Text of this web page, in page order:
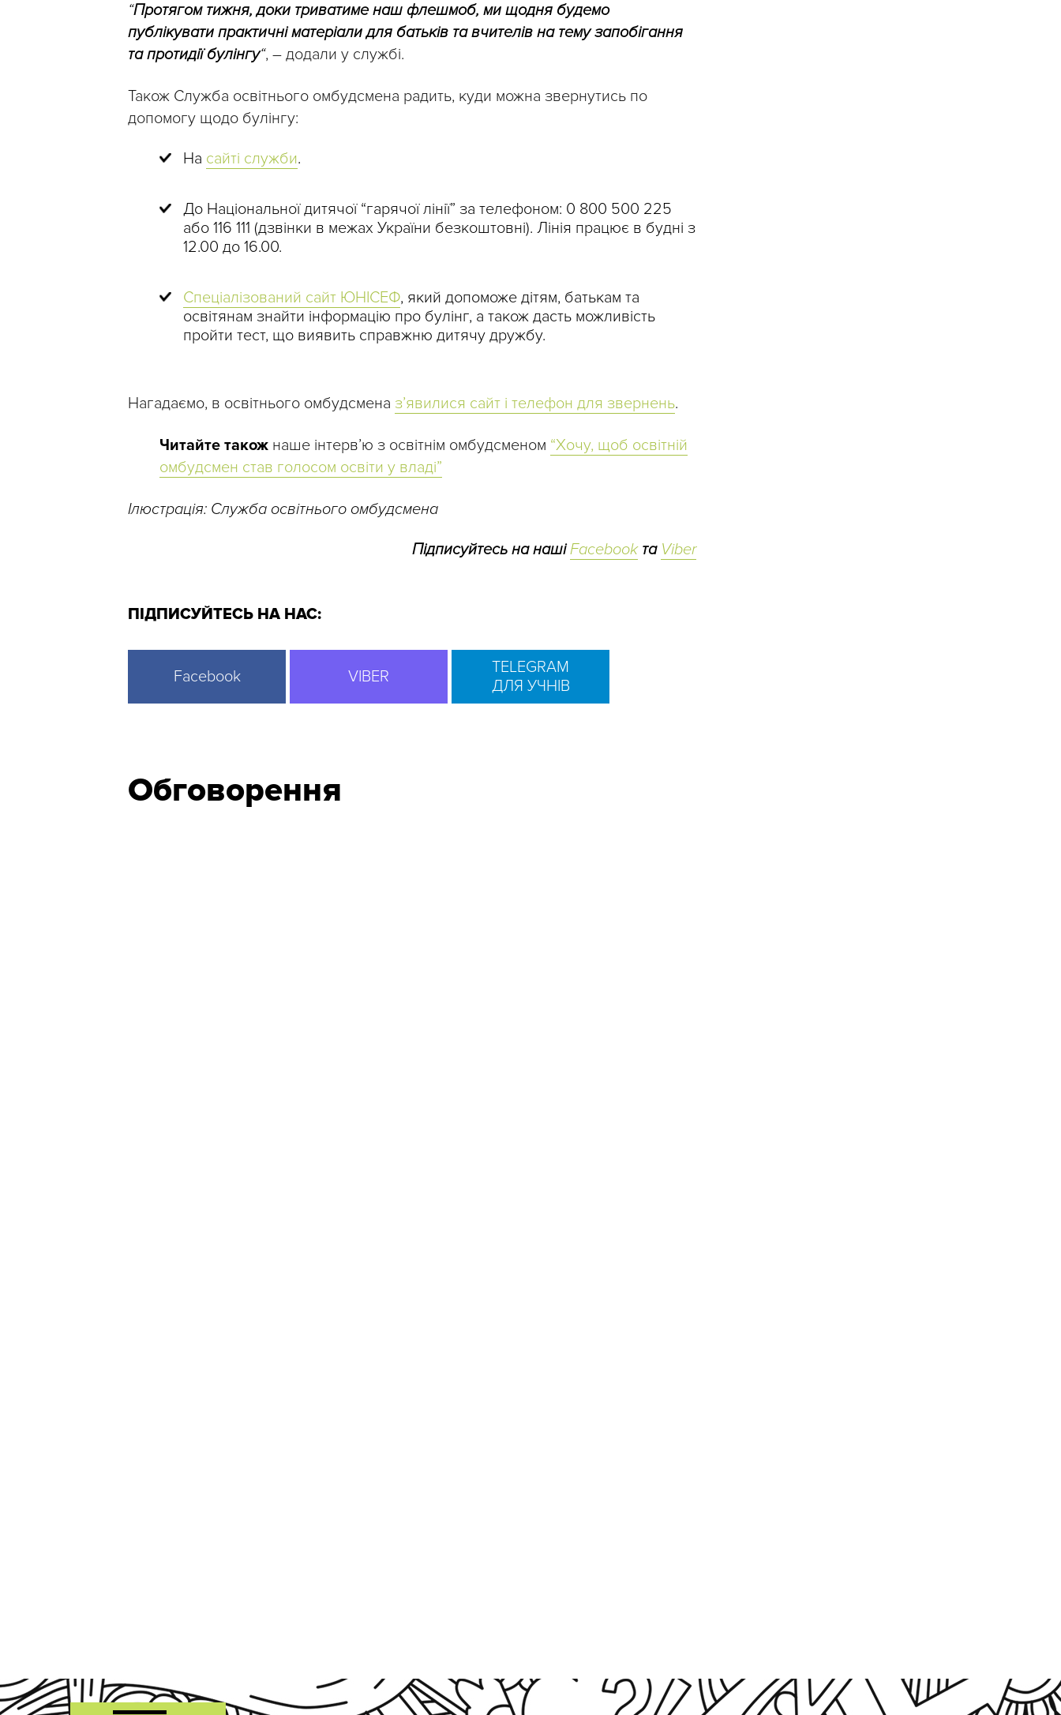
“Протягом тижня, доки триватиме наш флешмоб, ми щодня будемо
публікувати практичні матеріали для батьків та вчителів на тему запобігання
та протидії булінгу“, – додали у службі.
Також Служба освітнього омбудсмена радить, куди можна звернутись по
допомогу щодо булінгу:
На сайті служби.
До Національної дитячої “гарячої лінії” за телефоном: 0 800 500 225
або 116 111 (дзвінки в межах України безкоштовні). Лінія працює в будні з
12.00 до 16.00.
Спеціалізований сайт ЮНІСЕФ, який допоможе дітям, батькам та
освітянам знайти інформацію про булінг, а також дасть можливість
пройти тест, що виявить справжню дитячу дружбу.
Нагадаємо, в освітнього омбудсмена з’явилися сайт і телефон для звернень.
Читайте також наше інтерв’ю з освітнім омбудсменом “Хочу, щоб освітній
омбудсмен став голосом освіти у владі”
Ілюстрація: Служба освітнього омбудсмена
Підписуйтесь на нашіFacebookта Viber
ПІДПИСУЙТЕСЬ НА НАС:
Facebook VIBER
TELEGRAM
ДЛЯ УЧНІВ
Обговорення